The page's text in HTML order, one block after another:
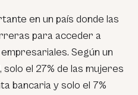
en un país donde las
para acceder a
Según un
el 27% de las mujeres
bancaria y solo el 7%